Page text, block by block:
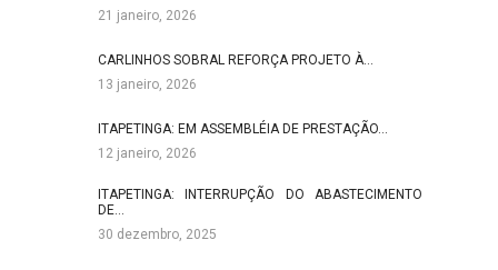
21 janeiro, 2026
CARLINHOS SOBRAL REFORÇA PROJETO À…
13 janeiro, 2026
ITAPETINGA: EM ASSEMBLÉIA DE PRESTAÇÃO…
12 janeiro, 2026
ITAPETINGA: INTERRUPÇÃO DO ABASTECIMENTO
DE…
30 dezembro, 2025